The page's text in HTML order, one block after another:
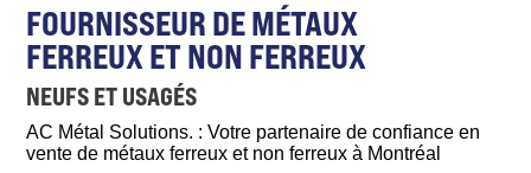
FOURNISSEUR DE MÉTAUX
FERREUX ET NON FERREUX
NEUFS ET USAGÉS
AC Métal Solutions. : Votre partenaire de confiance en
vente de métaux ferreux et non ferreux à Montréal